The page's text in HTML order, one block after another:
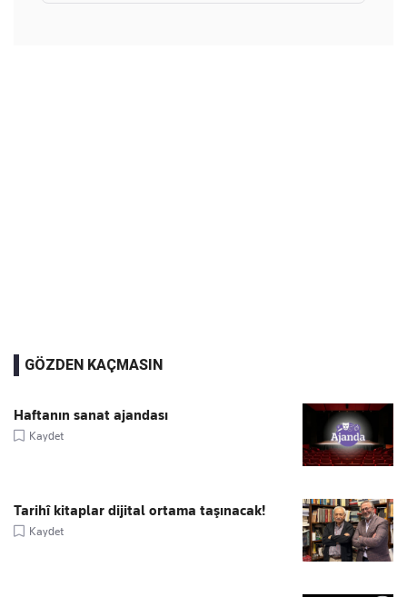
GÖZDEN KAÇMASIN
Haftanın sanat ajandası
Kaydet
Tarihî kitaplar dijital ortama taşınacak!
Kaydet